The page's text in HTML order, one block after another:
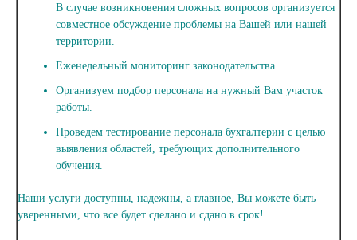
В случае возникновения сложных вопросов организуется
совместное обсуждение проблемы на Вашей или нашей
территории.
Еженедельный мониторинг законодательства.
Организуем подбор персонала на нужный Вам участок
работы.
Проведем тестирование персонала бухгалтерии с целью
выявления областей, требующих дополнительного
обучения.
Наши услуги доступны, надежны, а главное, Вы можете быть
уверенными, что все будет сделано и сдано в срок!